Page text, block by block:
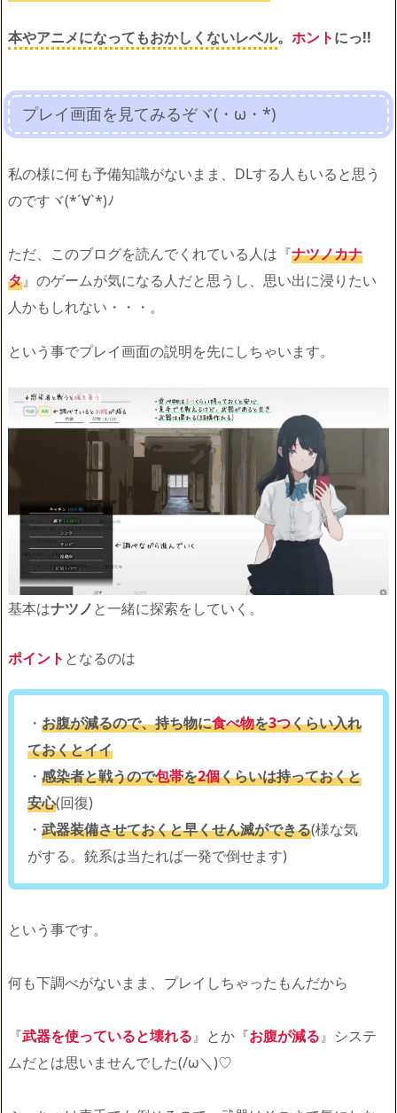
本やアニメになってもおかしくないレベル。 ホントにっ!!
プレイ画面を見てみるぞヾ(・ω・*)
私の様に何も予備知識がないまま、DLする人もいると思う
のですヾ(*´∀`*)ﾉ
ただ、このブログを読んでくれている人は『ナツノカナ
タ』のゲームが気になる人だと思うし、思い出に浸りたい
人かもしれない・・・。
という事でプレイ画面の説明を先にしちゃいます。
基本はナツノと一緒に探索をしていく。
ポイント となるのは
・ お腹が減るので、持ち物に食べ物を3つくらい入れ
ておくとイイ
・ 感染者と戦うので包帯を2個くらいは持っておくと
安心(回復)
・ 武器装備させておくと早くせん滅ができる(様な気
がする。銃系は当たれば一発で倒せます)
という事です。
何も下調べがないまま、プレイしちゃったもんだから
『武器を使っていると壊れる』とか『お腹が減る』システ
ムだとは思いませんでした(/ω＼)♡